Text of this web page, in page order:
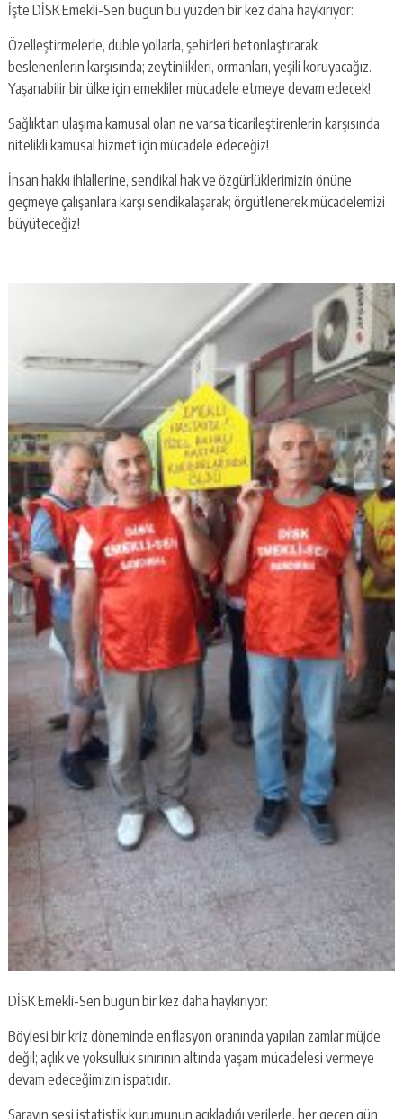
İşte DİSK Emekli-Sen bugün bu yüzden bir kez daha haykırıyor:
Özelleştirmelerle, duble yollarla, şehirleri betonlaştırarak
beslenenlerin karşısında; zeytinlikleri, ormanları, yeşili koruyacağız.
Yaşanabilir bir ülke için emekliler mücadele etmeye devam edecek!
Sağlıktan ulaşıma kamusal olan ne varsa ticarileştirenlerin karşısında
nitelikli kamusal hizmet için mücadele edeceğiz!
İnsan hakkı ihlallerine, sendikal hak ve özgürlüklerimizin önüne
geçmeye çalışanlara karşı sendikalaşarak; örgütlenerek mücadelemizi
büyüteceğiz!
DİSK Emekli-Sen bugün bir kez daha haykırıyor:
Böylesi bir kriz döneminde enflasyon oranında yapılan zamlar müjde
değil; açlık ve yoksulluk sınırının altında yaşam mücadelesi vermeye
devam edeceğimizin ispatıdır.
Sarayın sesi istatistik kurumunun açıkladığı verilerle, her geçen gün